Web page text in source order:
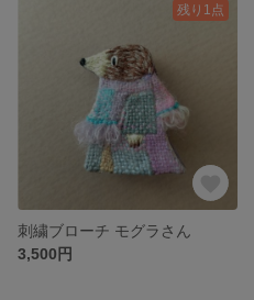
残り1点
刺繍ブローチ モグラさん
3,500円